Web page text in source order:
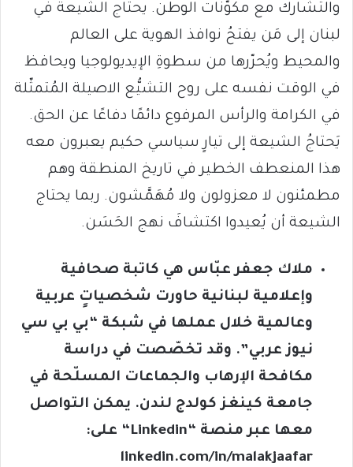
والتشارك مع مكوّنات الوطن. يحتاج الشيعة في
لبنان إلى مَن يفتحُ نوافذ الهوية على العالم
والمحيط ويُحرّرها من سطوةِ الإيديولوجيا ويحافظ
في الوقت نفسه على روح التشيُّع الاصيلة المُتمثّلة
في الكرامة والرأس المرفوع دائمًا دفاعًا عن الحق.
يَحتاجُ الشيعة إلى تيارٍ سياسي حكيم يعبرون معه
هذا المنعطف الخطير في تاريخ المنطقة وهم
مطمئنون لا معزولون ولا مُهَمَّشون. ربما يحتاج
الشيعة أن يُعيدوا اكتشافَ نهج الحَسَن.
ملاك جعفر عبّاس هي كاتبة صحافية
وإعلامية لبنانية حاورت شخصياتٍ عربية
وعالمية خلال عملها في شبكة “بي بي سي
نيوز عربي”. وقد تخصّصت في دراسة
مكافحة الإرهاب والجماعات المسلّحة في
جامعة كينغز كولدج لندن. يمكن التواصل
معها عبر منصة “
Linkedin
“ على:
linkedin.com/in/malakjaafar